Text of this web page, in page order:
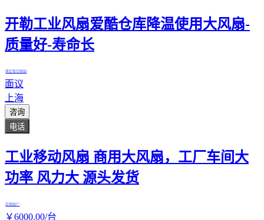
开勒工业风扇爱酷仓库降温使用大风扇-
质量好-寿命长
真实性已核验
面议
上海
咨询
电话
工业移动风扇 商用大风扇，工厂车间大
功率 风力大 源头发货
实地验厂
￥6000.00/台